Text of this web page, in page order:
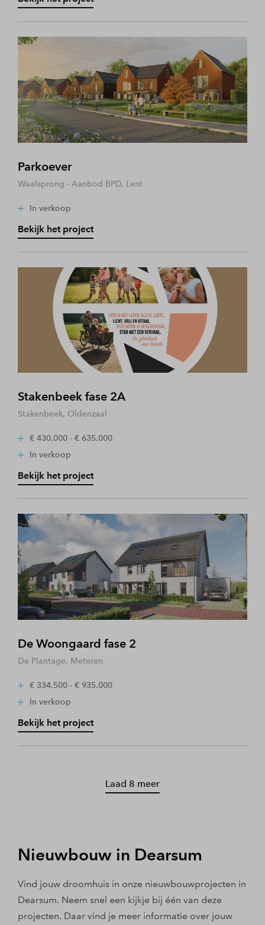
Parkoever
Waalsprong - Aanbod BPD, Lent
In verkoop
Bekijk het project
Stakenbeek fase 2A
Stakenbeek, Oldenzaal
€ 430.000 - € 635.000
In verkoop
Bekijk het project
De Woongaard fase 2
De Plantage, Meteren
€ 334.500 - € 935.000
In verkoop
Bekijk het project
Laad 8 meer
Nieuwbouw in Dearsum
Vind jouw droomhuis in onze nieuwbouwprojecten in
Dearsum. Neem snel een kijkje bij één van deze
projecten. Daar vind je meer informatie over jouw